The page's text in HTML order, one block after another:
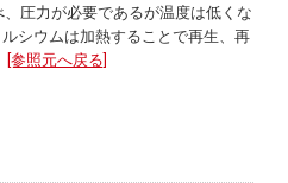
、圧力が必要であるが温度は低くな
シウムは加熱することで再生、再
[参照元へ戻る]